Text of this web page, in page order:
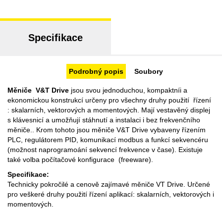
Specifikace
Podrobný popis Soubory
Měniče V&T Drive jsou svou jednoduchou, kompaktníi a
ekonomickou konstrukcí určeny pro všechny druhy použití řízení
: skalarních, vektorových a momentových. Mají vestavěný displej
s klávesnicí a umožňují stáhnutí a instalaci i bez frekvenčního
měniče.. Krom tohoto jsou měniče V&T Drive vybaveny řízením
PLC, regulátorem PID, komunikací modbus a funkcí sekvencéru
(možnost naprogramoání sekvencí frekvence v čase). Existuje
také volba počítačové konfigurace (freeware).
Specifikace:
Technicky pokročilé a cenově zajímavé měniče VT Drive. Určené
pro veškeré druhy použití řízení aplikací: skalarních, vektorových i
momentových.